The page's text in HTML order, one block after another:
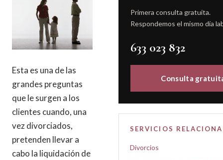
Esta es una de las
grandes preguntas
que le surgen a los
clientes cuando, una
vez divorciados,
pretenden llevar a
cabo la liquidación de
Primera consulta gratuita.
Respondemos el mismo día
633 023 832
Consulta
SERVICIOS
Divorcios